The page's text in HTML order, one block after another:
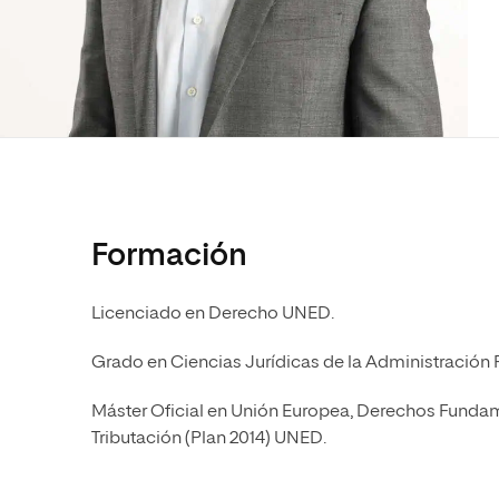
Ciencias
Diseño
Ciencias de la Salud
Ciencias Sociales
Humanidades
Ingeniería y Tecnología
Diseño
Ciencias de la Salud
Ciencias Sociales
Escuela de Humanidades
Normas de Organización y
Funcionamiento
Formación
Licenciado en Derecho UNED.
Grado en Ciencias Jurídicas de la Administración
Máster Oficial en Unión Europea, Derechos
Tributación (Plan 2014) UNED.